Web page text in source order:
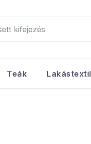
Teák Lakástextil